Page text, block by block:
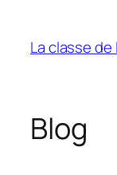
contenu
La classe de
Blog